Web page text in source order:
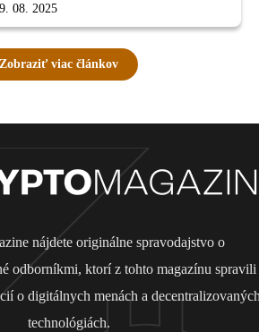
08. 2025
Zobraziť viac článkov
nájdete originálne spravodajstvo o
odborníkmi, ktorí z tohto magazínu spravili
o digitálnych menách a
technológiách.